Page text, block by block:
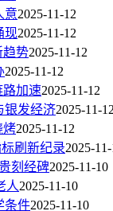
意2025-11-12
现2025-11-12
趋势2025-11-12
2025-11-12
路加速2025-11-12
银发经济2025-11-12
烤2025-11-12
刷新纪录2025-
刻经碑2025-11-10
人2025-11-10
条件2025-11-10